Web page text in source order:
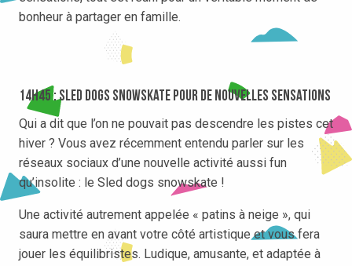
bonheur à partager en famille.
14h45 : sled dogs snowskate pour de nouvelles sensations
Qui a dit que l’on ne pouvait pas descendre les pistes cet
hiver ? Vous avez récemment entendu parler sur les
réseaux sociaux d’une nouvelle activité aussi fun
qu’insolite : le Sled dogs snowskate !
Une activité autrement appelée « patins à neige », qui
saura mettre en avant votre côté artistique et vous fera
jouer les équilibristes. Ludique, amusante, et adaptée à